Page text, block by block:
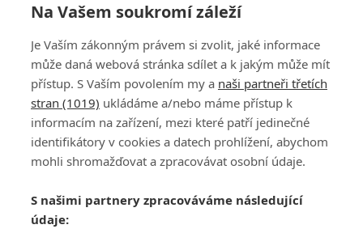
PŘIHLÁSIT
REGISTROVAT
DISKUZE
Šéfredaktorkou webu jePetr Slavík, e-mailserialy@fandimefilmu.cz
Máte-li zájem o inzerci na našem webu napište nám na e-mail
Na Vašem soukromí záleží
Je Vaším zákonným právem si zvolit, jaké informace
může daná webová stránka sdílet a k jakým může mít
přístup. S Vaším povolením my a naši partneři třetích
stran (1019) ukládáme a/nebo máme přístup k
informacím na zařízení, mezi které patří jedinečné
identifikátory v cookies a datech prohlížení, abychom
mohli shromažďovat a zpracovávat osobní údaje.
S našimi partnery zpracováváme následující
údaje: